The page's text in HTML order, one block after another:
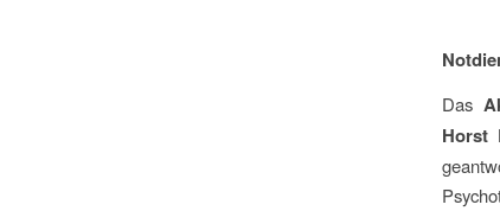
Das
Horst